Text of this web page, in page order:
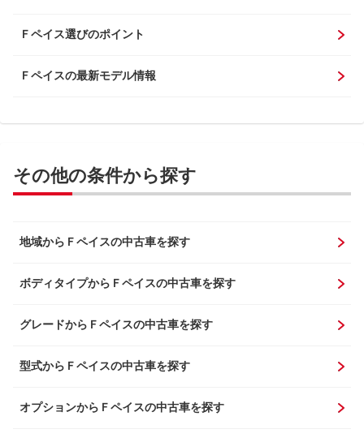
Ｆペイス選びのポイント
Ｆペイスの最新モデル情報
その他の条件から探す
地域からＦペイスの中古車を探す
ボディタイプからＦペイスの中古車を探す
グレードからＦペイスの中古車を探す
型式からＦペイスの中古車を探す
オプションからＦペイスの中古車を探す